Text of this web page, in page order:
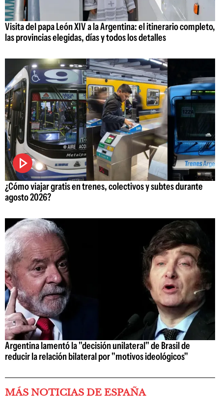
Visita del papa León XIV a la Argentina: el itinerario completo,
las provincias elegidas, días y todos los detalles
¿Cómo viajar gratis en trenes, colectivos y subtes durante
agosto 2026?
Argentina lamentó la "decisión unilateral" de Brasil de
reducir la relación bilateral por "motivos ideológicos"
MÁS NOTICIAS DE ESPAÑA